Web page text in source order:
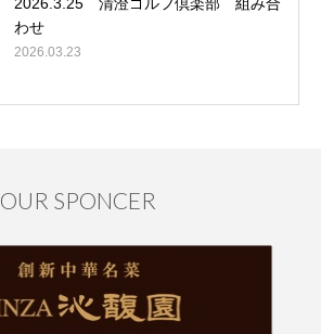
わせ
2026.03.23
OUR SPONCER